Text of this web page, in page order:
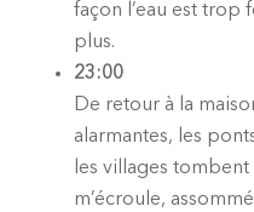
façon l’eau est trop
plus.
23:00
De retour à la
alarmantes, les
les villages tombent
m’écroule,